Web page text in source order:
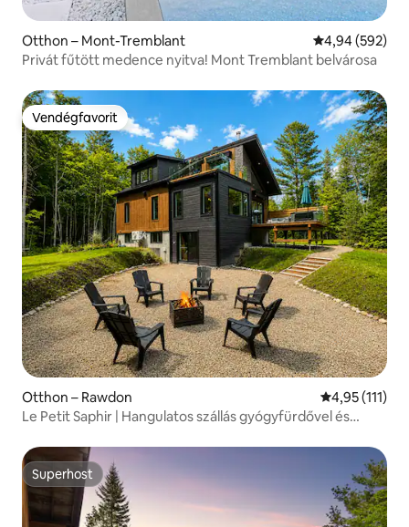
Otthon – Mont-Tremblant Átlagos
4,94 (592)
Privát fűtött medence nyitva! Mont Tremblant belvárosa
Vendégfavorit
Vendégfavorit
Otthon – Rawdon Átlagos
4,95 (111)
Le Petit Saphir | Hangulatos szállás gyógyfürdővel és
Superhost
Superhost